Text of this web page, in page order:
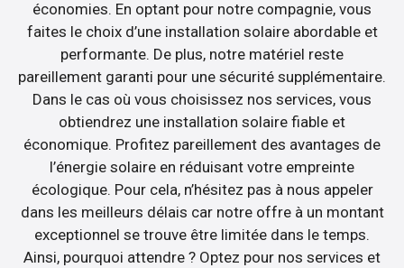
économies. En optant pour notre compagnie, vous
faites le choix d’une installation solaire abordable et
performante. De plus, notre matériel reste
pareillement garanti pour une sécurité supplémentaire.
Dans le cas où vous choisissez nos services, vous
obtiendrez une installation solaire fiable et
économique. Profitez pareillement des avantages de
l’énergie solaire en réduisant votre empreinte
écologique. Pour cela, n’hésitez pas à nous appeler
dans les meilleurs délais car notre offre à un montant
exceptionnel se trouve être limitée dans le temps.
Ainsi, pourquoi attendre ? Optez pour nos services et